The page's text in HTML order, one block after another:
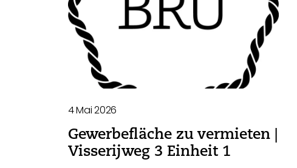
4 Mai 2026
Gewerbefläche zu vermieten |
Visserijweg 3 Einheit 1